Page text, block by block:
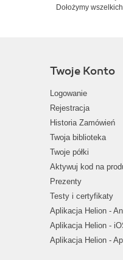
Dołożymy
Twoje Konto
Logowanie
Rejestracja
Historia Zamówień
Twoja biblioteka
Twoje półki
Aktywuj kod na
Prezenty
Testy i certyfikaty
Aplikacja Helion -
Aplikacja Helion -
Aplikacja Helion -